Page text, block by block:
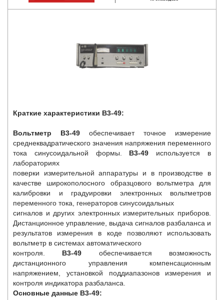
Краткие характеристики В3-49:
Вольтметр В3-49 обеспечивает точное измерение
среднеквадратического значения напряжения переменного
тока синусоидальной формы. В3-49 используется в
лабораториях
поверки измерительной аппаратуры и в производстве в
качестве широкополосного образцового вольтметра для
калибровки и градуировки электронных вольтметров
переменного тока, генераторов синусоидальных
сигналов и других электронных измерительных приборов.
Дистанционное управление, выдача сигналов разбаланса и
результатов измерения в коде позволяют использовать
вольтметр в системах автоматического
контроля. В3-49 обеспечивается возможность
дистанционного управления компенсационным
напряжением, установкой поддиапазонов измерения и
контроля индикатора разбаланса.
Основные данные В3-49: